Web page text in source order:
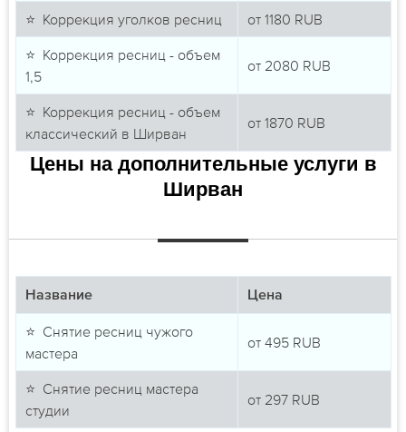
⭐ Коррекция уголков ресниц от 1180 RUB
⭐ Коррекция ресниц - объем
1,5
от 2080 RUB
⭐ Коррекция ресниц - объем
классический в Ширван
от 1870 RUB
Цены на дополнительные услуги в
Ширван
Название Цена
⭐ Снятие ресниц чужого
мастера
от 495 RUB
⭐ Снятие ресниц мастера
студии
от 297 RUB